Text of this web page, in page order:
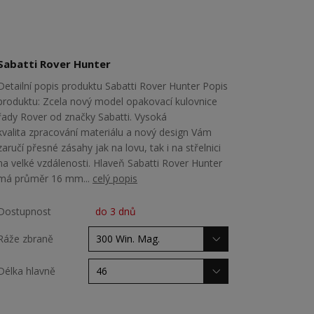
Rover Hunter
popis produktu Sabatti Rover Hunter Popis
Zcela nový model opakovací kulovnice
Rover od značky Sabatti. Vysoká
zpracování materiálu a nový design Vám
přesné zásahy jak na lovu, tak i na střelnici
velké vzdálenosti. Hlaveň Sabatti Rover Hunter
průměr 16 mm... celý popis
do 3 dnů
zbraně
hlavně